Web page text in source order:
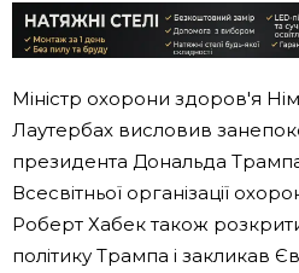
Міністр охорони здоров'я
Лаутербах висловив
президента Дональда
Всесвітньої організації
Роберт Хабек також
політику Трампа і закликав